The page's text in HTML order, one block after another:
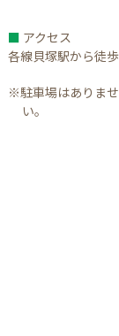
■ アクセス
各線貝塚駅から徒歩
※駐車場はありま
い。